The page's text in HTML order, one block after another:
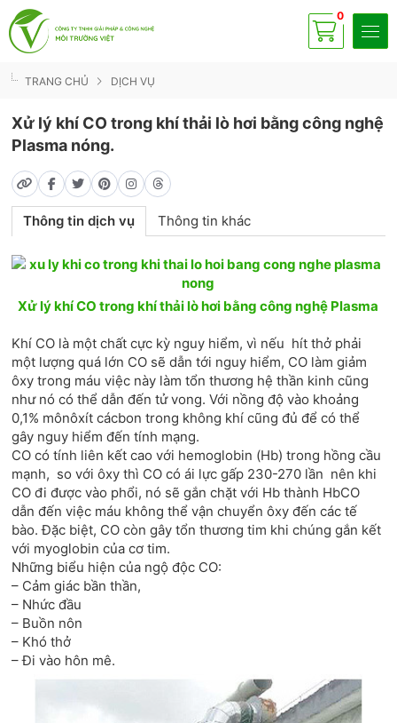
Có 0
sp
TRANG CHỦ DỊCH VỤ
Xử lý khí CO trong khí thải lò hơi bằng công nghệ
Plasma nóng.
Thông tin dịch vụ Thông tin khác
Xử lý khí CO trong khí thải lò hơi bằng công nghệ Plasma
Khí CO là một chất cực kỳ nguy hiểm, vì nếu hít thở phải
một lượng quá lớn CO sẽ dẫn tới nguy hiểm, CO làm giảm
ôxy trong máu việc này làm tổn thương hệ thần kinh cũng
như nó có thể dẫn đến tử vong. Với nồng độ vào khoảng
0,1% mônôxít cácbon trong không khí cũng đủ để có thể
gây nguy hiểm đến tính mạng.
CO có tính liên kết cao với hemoglobin (Hb) trong hồng cầu
mạnh, so với ôxy thì CO có ái lực gấp 230-270 lần nên khi
CO đi được vào phổi, nó sẽ gắn chặt với Hb thành HbCO
dẫn đến việc máu không thể vận chuyển ôxy đến các tế
bào. Đặc biệt, CO còn gây tổn thương tim khi chúng gắn kết
với myoglobin của cơ tim.
Những biểu hiện của ngộ độc CO:
– Cảm giác bần thần,
– Nhức đầu
– Buồn nôn
– Khó thở
– Đi vào hôn mê.